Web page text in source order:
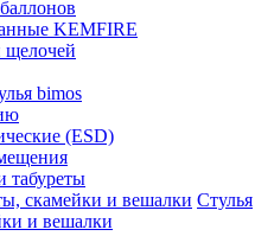
KEMFIRE
щелочей
bimos
(ESD)
табуреты
Стулья
и вешалки